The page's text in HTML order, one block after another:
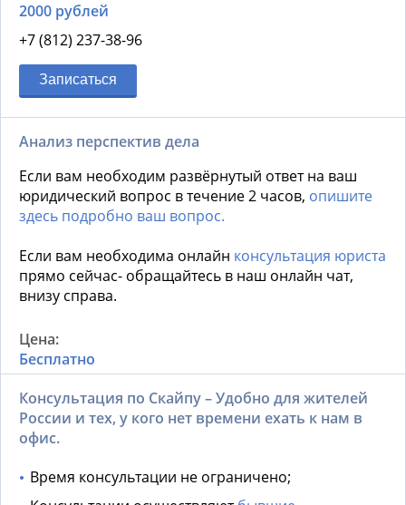
2000 рублей
+7 (812) 237-38-96
Записаться
Анализ перспектив дела
Если вам необходим развёрнутый ответ на ваш
юридический вопрос в течение 2 часов, опишите
здесь подробно ваш вопрос.
Если вам необходима онлайн консультация юриста
прямо сейчас- обращайтесь в наш онлайн чат,
внизу справа.
Бесплатно
Консультация по Скайпу – Удобно для жителей
России и тех, у кого нет времени ехать к нам в
офис.
Время консультации не ограничено;